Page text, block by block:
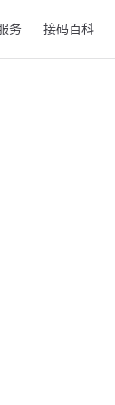
务 接码百科